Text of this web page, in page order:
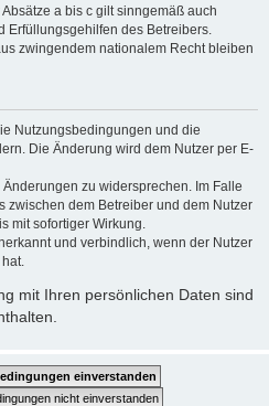
a bis c gilt sinngemäß auch
Erfüllungsgehilfen des Betreibers.
zwingendem nationalem Recht bleiben
Nutzungsbedingungen und die
Die Änderung wird dem Nutzer per E-
zu widersprechen. Im Falle
zwischen dem Betreiber und dem Nutzer
mit sofortiger Wirkung.
und verbindlich, wenn der Nutzer
mit Ihren persönlichen Daten sind